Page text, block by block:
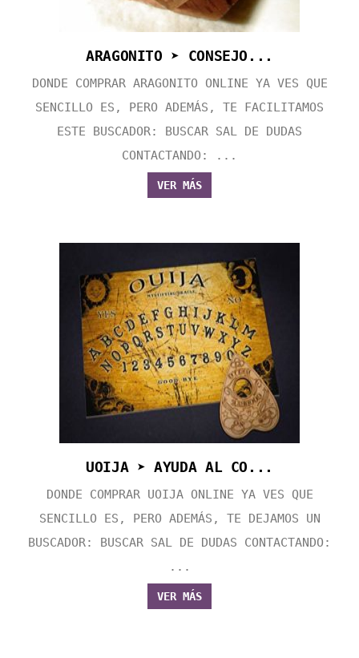
ARAGONITO ➤ CONSEJO...
DONDE COMPRAR ARAGONITO ONLINE YA VES QUE
SENCILLO ES, PERO ADEMÁS, TE FACILITAMOS
ESTE BUSCADOR: BUSCAR SAL DE DUDAS
CONTACTANDO: ...
VER MÁS
UOIJA ➤ AYUDA AL CO...
DONDE COMPRAR UOIJA ONLINE YA VES QUE
SENCILLO ES, PERO ADEMÁS, TE DEJAMOS UN
BUSCADOR: BUSCAR SAL DE DUDAS CONTACTANDO:
...
VER MÁS